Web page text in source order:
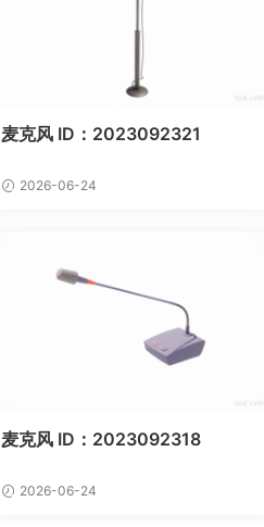
麦克风 ID：2023092321
2026-06-24
麦克风 ID：2023092318
2026-06-24